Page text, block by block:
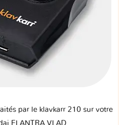
par le klavkarr 210 sur votre
ELANTRA VI AD